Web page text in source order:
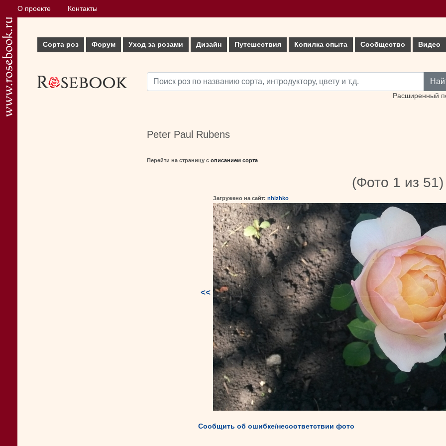
О проекте Контакты
Сорта роз Форум Уход за розами Дизайн Путешествия Копилка опыта Сообщество Видео
Расширенный
Peter Paul Rubens
Перейти на страницу с описанием сорта
<<
(Фото 1 из 51)
Загружено на сайт: nhizhko
Сообщить об ошибке/несоответствии фото